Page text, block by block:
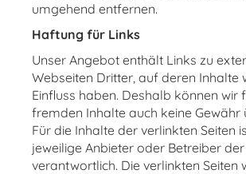
umgehend entfernen.
Haftung für Links
Unser Angebot enthält Links zu
Webseiten Dritter, auf deren Inhalte
Einfluss haben. Deshalb können wir
fremden Inhalte auch keine Gewähr
Für die Inhalte der verlinkten Seiten
jeweilige Anbieter oder Betreiber der
verantwortlich. Die verlinkten Seiten